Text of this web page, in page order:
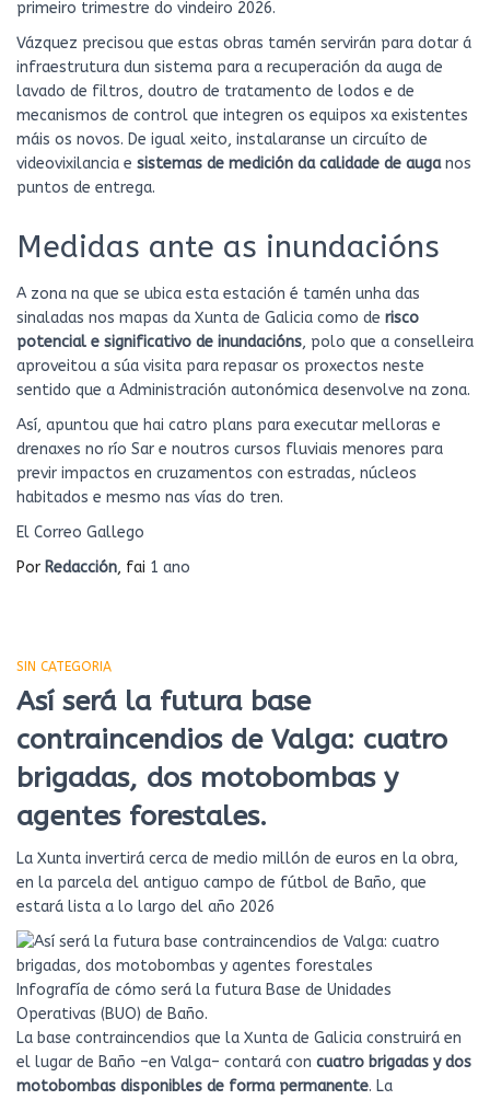
primeiro trimestre do vindeiro 2026.
Vázquez precisou que estas obras tamén servirán para dotar á
infraestrutura dun sistema para a recuperación da auga de
lavado de filtros, doutro de tratamento de lodos e de
mecanismos de control que integren os equipos xa existentes
máis os novos. De igual xeito, instalaranse un circuíto de
videovixilancia e sistemas de medición da calidade de auganos
puntos de entrega.
Medidas ante as inundacións
A zona na que se ubica esta estación é tamén unha das
sinaladas nos mapas da Xunta de Galicia como de risco
potencial e significativo de inundacións, polo que a conselleira
aproveitou a súa visita para repasar os proxectos neste
sentido que a Administración autonómica desenvolve na zona.
Así, apuntou que hai catro plans para executar melloras e
drenaxes no río Sar e noutros cursos fluviais menores para
previr impactos en cruzamentos con estradas, núcleos
habitados e mesmo nas vías do tren.
El Correo Gallego
Por Redacción, fai 1 ano
SIN CATEGORIA
Así será la futura base
contraincendios de Valga: cuatro
brigadas, dos motobombas y
agentes forestales.
La Xunta invertirá cerca de medio millón de euros en la obra,
en la parcela del antiguo campo de fútbol de Baño, que
estará lista a lo largo del año 2026
Infografía de cómo será la futura Base de Unidades
Operativas (BUO) de Baño.
La base contraincendios que la Xunta de Galicia construirá en
el lugar de Baño –en Valga– contará con cuatro brigadas y dos
motobombas disponibles de forma permanente. La